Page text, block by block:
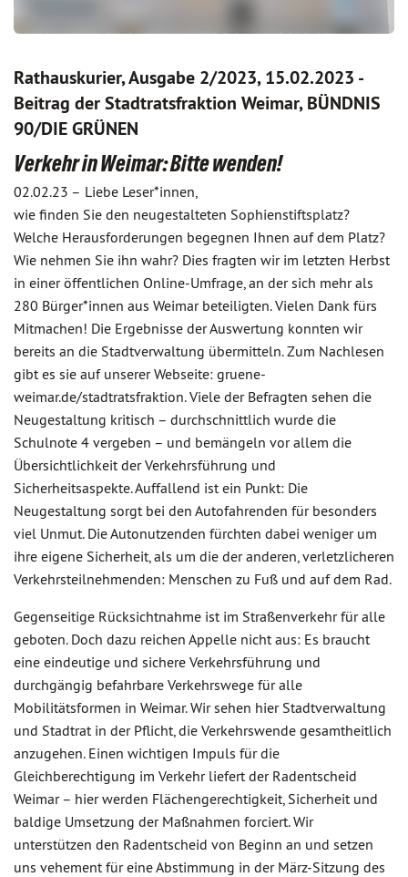
Rathauskurier, Ausgabe 2/2023, 15.02.2023 -
Beitrag der Stadtratsfraktion Weimar, BÜNDNIS
90/DIE GRÜNEN
Verkehr in Weimar: Bitte wenden!
02.02.23 – Liebe Leser*innen,
wie finden Sie den neugestalteten Sophienstiftsplatz?
Welche Herausforderungen begegnen Ihnen auf dem Platz?
Wie nehmen Sie ihn wahr? Dies fragten wir im letzten Herbst
in einer öffentlichen Online-Umfrage, an der sich mehr als
280 Bürger*innen aus Weimar beteiligten. Vielen Dank fürs
Mitmachen! Die Ergebnisse der Auswertung konnten wir
bereits an die Stadtverwaltung übermitteln. Zum Nachlesen
gibt es sie auf unserer Webseite: gruene-
weimar.de/stadtratsfraktion. Viele der Befragten sehen die
Neugestaltung kritisch – durchschnittlich wurde die
Schulnote 4 vergeben – und bemängeln vor allem die
Übersichtlichkeit der Verkehrsführung und
Sicherheitsaspekte. Auffallend ist ein Punkt: Die
Neugestaltung sorgt bei den Autofahrenden für besonders
viel Unmut. Die Autonutzenden fürchten dabei weniger um
ihre eigene Sicherheit, als um die der anderen, verletzlicheren
Verkehrsteilnehmenden: Menschen zu Fuß und auf dem Rad.
Gegenseitige Rücksichtnahme ist im Straßenverkehr für alle
geboten. Doch dazu reichen Appelle nicht aus: Es braucht
eine eindeutige und sichere Verkehrsführung und
durchgängig befahrbare Verkehrswege für alle
Mobilitätsformen in Weimar. Wir sehen hier Stadtverwaltung
und Stadtrat in der Pflicht, die Verkehrswende gesamtheitlich
anzugehen. Einen wichtigen Impuls für die
Gleichberechtigung im Verkehr liefert der Radentscheid
Weimar – hier werden Flächengerechtigkeit, Sicherheit und
baldige Umsetzung der Maßnahmen forciert. Wir
unterstützen den Radentscheid von Beginn an und setzen
uns vehement für eine Abstimmung in der März-Sitzung des